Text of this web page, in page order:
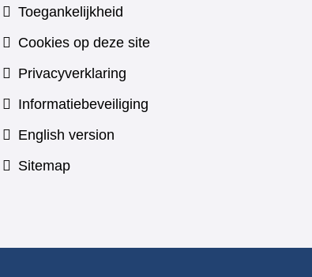
Toegankelijkheid
Cookies op deze site
Privacyverklaring
Informatiebeveiliging
English version
Sitemap